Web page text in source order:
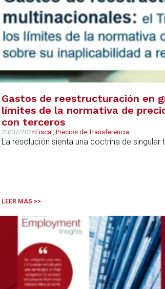
Gastos de reestructuración en
límites de la normativa de
con terceros
20/07/2026Fiscal, Precios de Transferencia
La resolución sienta una doctrina de
LEER MÁS >>